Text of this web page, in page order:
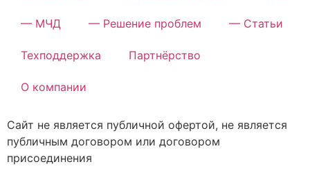
— МЧД — Решение проблем — Статьи
Техподдержка Партнёрство
О компании
Сайт не является публичной офертой, не является
публичным договором или договором
присоединения